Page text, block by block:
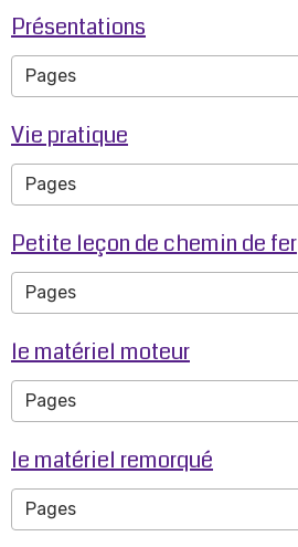
Présentations
Vie pratique
Petite leçon de chemin de fer
le matériel moteur
le matériel remorqué